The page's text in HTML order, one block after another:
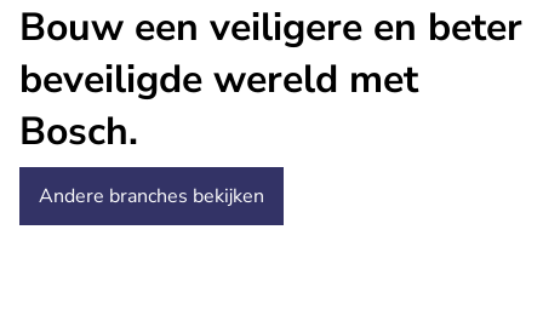
Bouw een veiligere en beter
beveiligde wereld met
Bosch.
Andere branches bekijken